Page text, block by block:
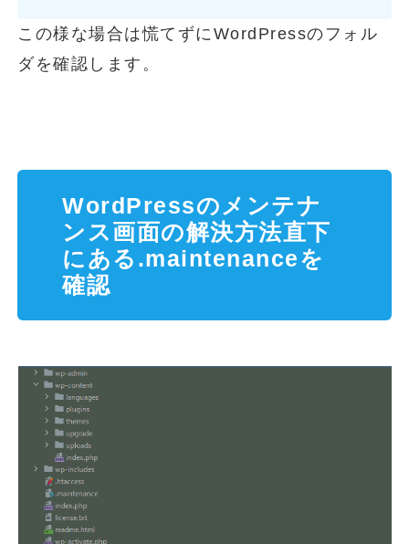
この様な場合は慌てずにWordPressのフォル
ダを確認します。
WordPressのメンテナ
ンス画面の解決方法直下
にある.maintenanceを
確認